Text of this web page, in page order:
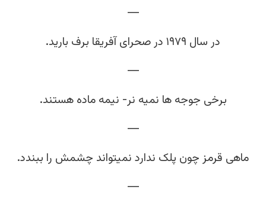
—
در سال ۱۹۷۹ در صحرای آفریقا برف بارید.
—
برخی جوجه ها نمیه نر- نیمه ماده هستند.
—
ماهی قرمز چون پلک ندارد نمیتواند چشمش را ببندد.
—